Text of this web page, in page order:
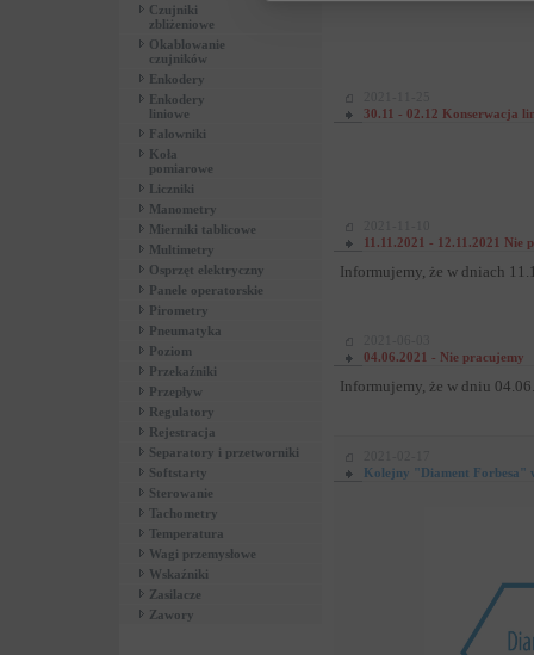
Czujniki
zbliżeniowe
Okablowanie
czujników
Enkodery
Enkodery
liniowe
Falowniki
Koła
pomiarowe
Liczniki
Manometry
Mierniki tablicowe
Multimetry
Osprzęt elektryczny
Panele operatorskie
Pirometry
Pneumatyka
Poziom
Przekaźniki
Przepływ
Regulatory
Rejestracja
Separatory i przetworniki
Softstarty
Sterowanie
Tachometry
Temperatura
Wagi przemysłowe
Wskaźniki
Zasilacze
Zawory
30.11 - 02.12 Konserwacja
11.11.2021 - 12.11.2021 Nie
Informujemy, że w dniach
04.06.2021 - Nie pracujemy
Informujemy, że w dniu
Kolejny "Diament Forbesa"